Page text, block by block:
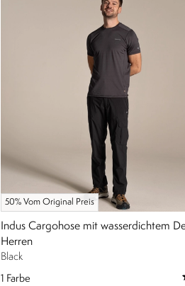
50% Vom Original Preis
Indus Cargohose mit wasserdichtem
Herren
Black
1 Farbe